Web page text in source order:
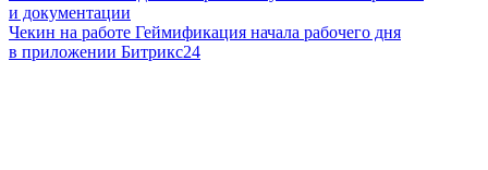
и документации
Чекин на работе Геймификация начала рабочего дня
в приложении Битрикс24